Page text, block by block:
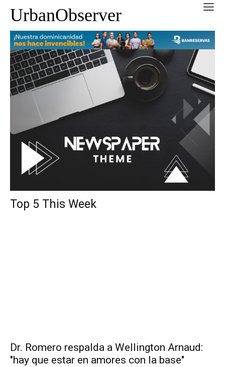
UrbanObserver
Top 5 This Week
Dr. Romero respalda a Wellington Arnaud:
"hay que estar en amores con la base"